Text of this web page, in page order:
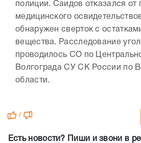
полиции. Саидов отказался от
медицинского
обнаружен сверток с
вещества. Расследование
проводилось СО по
Волгограда СУ СК России по
области.
/
Есть новости? Пиши и звони в